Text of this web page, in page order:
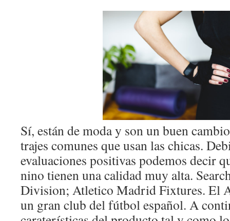
Sí, están de moda y son un buen
trajes comunes que usan las chicas.
evaluaciones positivas podemos decir
nino tienen una calidad muy alta.
Division; Atletico Madrid Fixtures. El
un gran club del fútbol español. A